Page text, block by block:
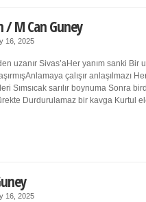
/ M Can Guney
16, 2025
uzanır Sivas’aHer yanım sanki Bir
çalışır anlaşılmazı
Sımsıcak sarılır boynuma Sonra
Durdurulamaz bir kavga Kurtul
16, 2025